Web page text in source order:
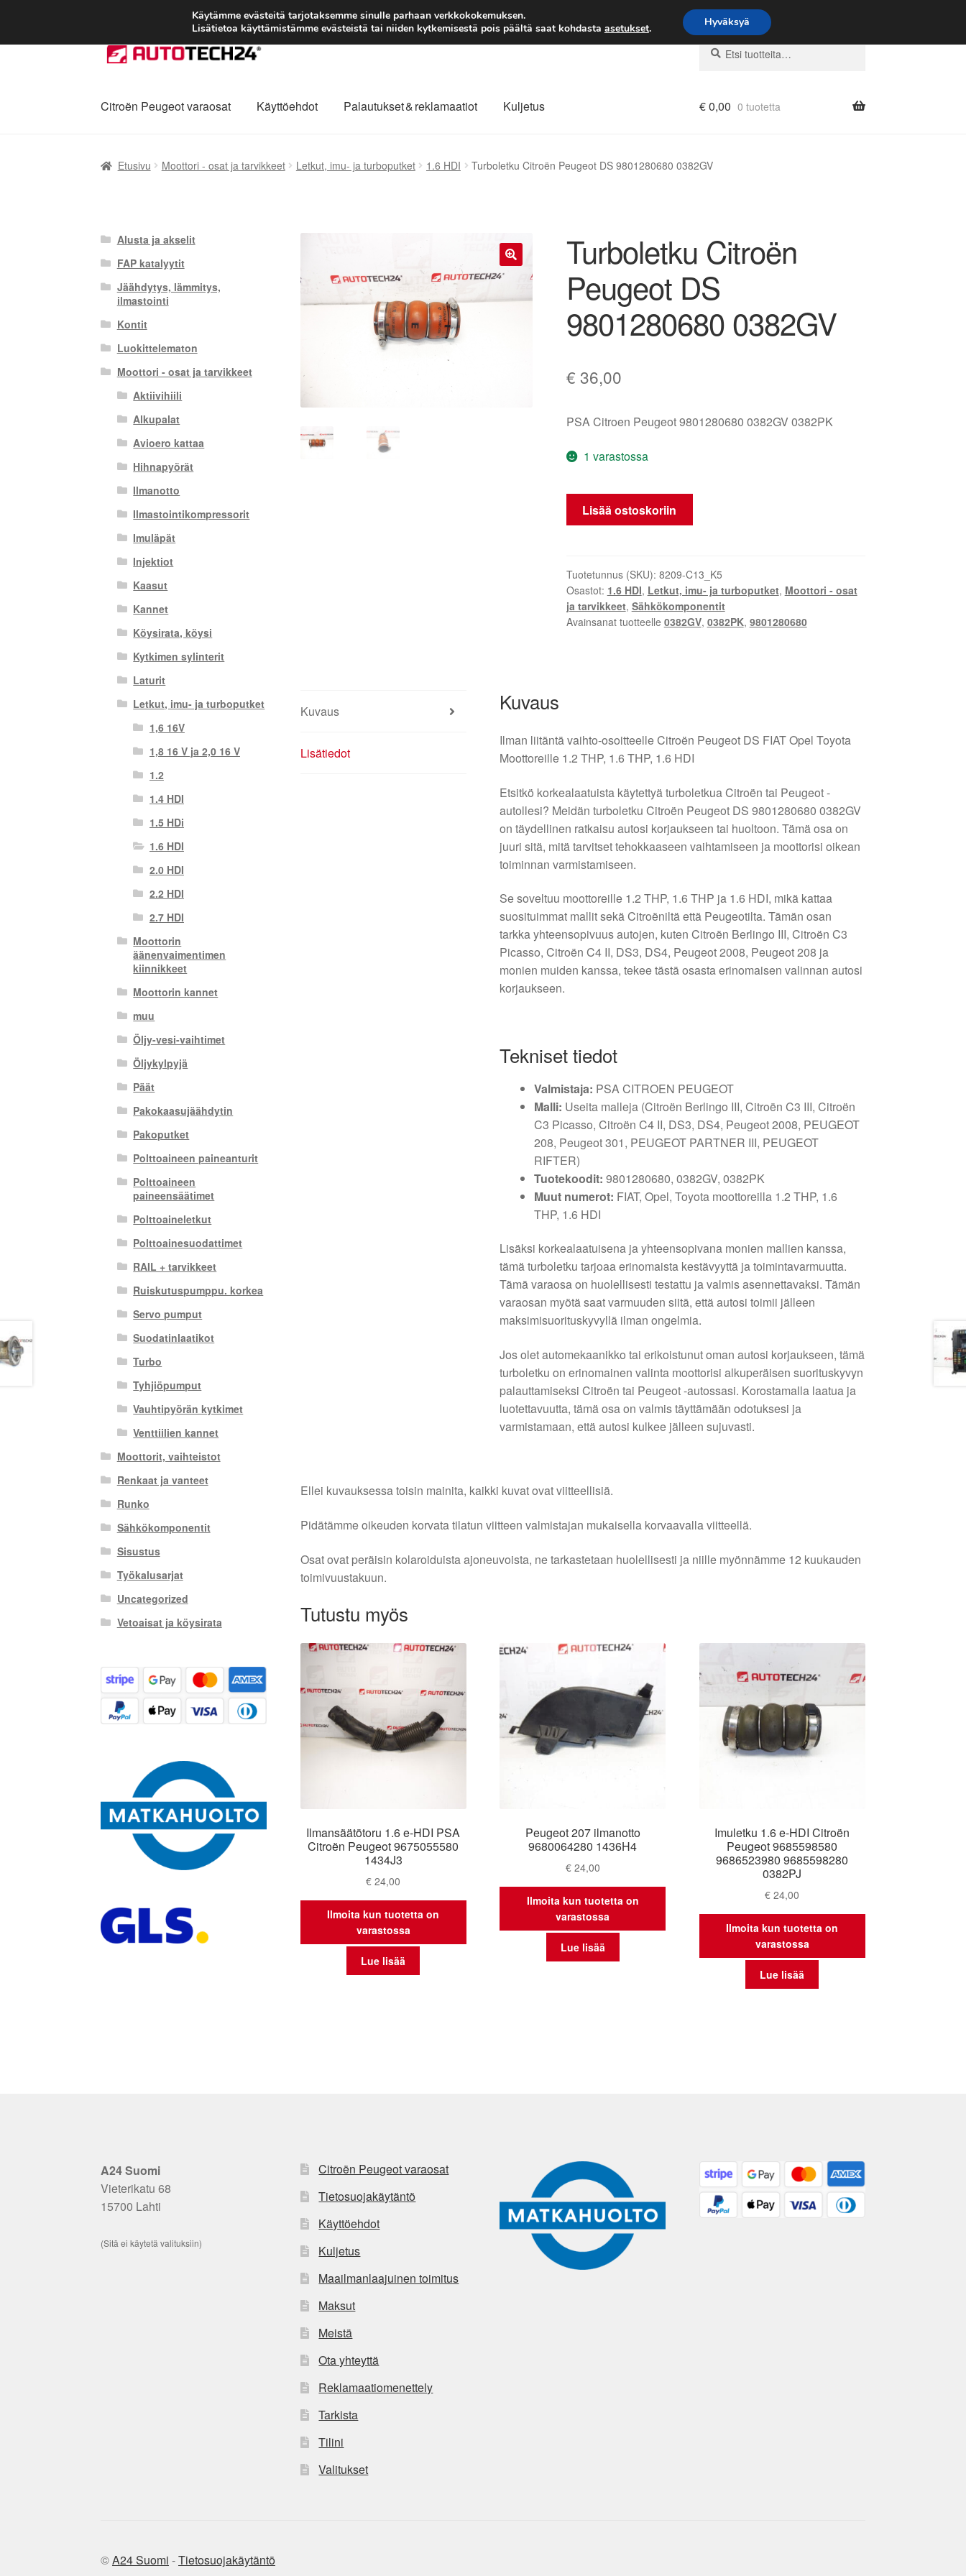
TOIMITUS alkaen 7 EUR
Siirry
navigointiin
Siirry
sisältöön
Etsi:
Haku
Citroën Peugeot varaosat Käyttöehdot Palautukset & reklamaatiot Kuljetus €0,00 0 tuotetta
Etusivu Moottori - osat ja tarvikkeet Letkut, imu- ja turboputket 1.6 HDI Turboletku Citroën Peugeot DS 9801280680 0382GV
Turboletku Citroën
Peugeot DS
9801280680 0382GV
€ 36,00
PSA Citroen Peugeot 9801280680 0382GV 0382PK
1 varastossa
Turboletku
Citroën
9801280680
0382GV
määrä
Lisää ostoskoriin
Tuotetunnus (SKU): 8209-C13_K5
Osastot: 1.6 HDI, Letkut, imu- ja turboputket, Moottori - osat
ja tarvikkeet, Sähkökomponentit
Avainsanat tuotteelle 0382GV, 0382PK, 9801280680
Kuvaus
Lisätiedot
Kuvaus
Ilman liitäntä vaihto-osoitteelle Citroën Peugeot DS FIAT Opel Toyota
Moottoreille 1.2 THP, 1.6 THP, 1.6 HDI
Etsitkö korkealaatuista käytettyä turboletkua Citroën tai Peugeot -
autollesi? Meidän turboletku Citroën Peugeot DS 9801280680 0382GV
on täydellinen ratkaisu autosi korjaukseen tai huoltoon. Tämä osa on
juuri sitä, mitä tarvitset tehokkaaseen vaihtamiseen ja moottorisi oikean
toiminnan varmistamiseen.
Se soveltuu moottoreille 1.2 THP, 1.6 THP ja 1.6 HDI, mikä kattaa
suosituimmat mallit sekä Citroëniltä että Peugeotilta. Tämän osan
tarkka yhteensopivuus autojen, kuten Citroën Berlingo III, Citroën C3
Picasso, Citroën C4 II, DS3, DS4, Peugeot 2008, Peugeot 208 ja
monien muiden kanssa, tekee tästä osasta erinomaisen valinnan autosi
korjaukseen.
Tekniset tiedot
Valmistaja: PSA CITROEN PEUGEOT
Malli: Useita malleja (Citroën Berlingo III, Citroën C3 III, Citroën
C3 Picasso, Citroën C4 II, DS3, DS4, Peugeot 2008, PEUGEOT
208, Peugeot 301, PEUGEOT PARTNER III, PEUGEOT
RIFTER)
Tuotekoodit: 9801280680, 0382GV, 0382PK
Muut numerot: FIAT, Opel, Toyota moottoreilla 1.2 THP, 1.6
THP, 1.6 HDI
Lisäksi korkealaatuisena ja yhteensopivana monien mallien kanssa,
tämä turboletku tarjoaa erinomaista kestävyyttä ja toimintavarmuutta.
Tämä varaosa on huolellisesti testattu ja valmis asennettavaksi. Tämän
varaosan myötä saat varmuuden siitä, että autosi toimii jälleen
maksimisuorituskyvyllä ilman ongelmia.
Jos olet automekaanikko tai erikoistunut oman autosi korjaukseen, tämä
turboletku on erinomainen valinta moottorisi alkuperäisen suorituskyvyn
palauttamiseksi Citroën tai Peugeot -autossasi. Korostamalla laatua ja
luotettavuutta, tämä osa on valmis täyttämään odotuksesi ja
varmistamaan, että autosi kulkee jälleen sujuvasti.
Ellei kuvauksessa toisin mainita, kaikki kuvat ovat viitteellisiä.
Pidätämme oikeuden korvata tilatun viitteen valmistajan mukaisella korvaavalla viitteellä.
Osat ovat peräisin kolaroiduista ajoneuvoista, ne tarkastetaan huolellisesti ja niille myönnämme 12 kuukauden
toimivuustakuun.
Tutustu myös
Ilmansäätötoru 1.6 e-HDI PSA
Citroën Peugeot 9675055580
1434J3
€ 24,00
Ilmoita kun tuotetta on
varastossa
Lue lisää
Peugeot 207 ilmanotto
9680064280 1436H4
€24,00
Ilmoita kun tuotetta on
varastossa
Lue lisää
Imuletku 1.6 e-HDI Citroën
Peugeot 9685598580
9686523980 9685598280
0382PJ
€ 24,00
Ilmoita kun tuotetta on
varastossa
Lue lisää
Alusta ja akselit
FAP katalyytit
Jäähdytys, lämmitys,
ilmastointi
Kontit
Luokittelematon
Moottori - osat ja tarvikkeet
Aktiivihiili
Alkupalat
Avioero kattaa
Hihnapyörät
Ilmanotto
Ilmastointikompressorit
Imuläpät
Injektiot
Kaasut
Kannet
Köysirata, köysi
Kytkimen sylinterit
Laturit
Letkut, imu- ja turboputket
1,6 16V
1,8 16 V ja 2,0 16 V
1.2
1.4 HDI
1.5 HDi
1.6 HDI
2.0 HDI
2.2 HDI
2.7 HDI
Moottorin
äänenvaimentimen
kiinnikkeet
Moottorin kannet
muu
Öljy-vesi-vaihtimet
Öljykylpyjä
Päät
Pakokaasujäähdytin
Pakoputket
Polttoaineen paineanturit
Polttoaineen
paineensäätimet
Polttoaineletkut
Polttoainesuodattimet
RAIL + tarvikkeet
Ruiskutuspumppu. korkea
Servo pumput
Suodatinlaatikot
Turbo
Tyhjiöpumput
Vauhtipyörän kytkimet
Venttiilien kannet
Moottorit, vaihteistot
Renkaat ja vanteet
Runko
Sähkökomponentit
Sisustus
Työkalusarjat
Uncategorized
Vetoaisat ja köysirata
A24 Suomi
Vieterikatu 68
15700 Lahti
(Sitä ei käytetä valituksiin)
Citroën Peugeot varaosat
Tietosuojakäytäntö
Käyttöehdot
Kuljetus
Maailmanlaajuinen toimitus
Maksut
Meistä
Ota yhteyttä
Reklamaatiomenettely
Tarkista
Tilini
Valitukset
©A24 Suomi -Tietosuojakäytäntö
Käytämme evästeitä tarjotaksemme sinulle parhaan verkkokokemuksen.
Lisätietoa käyttämistämme evästeistä tai niiden kytkemisestä pois päältä saat kohdasta asetukset. Hyväksyä